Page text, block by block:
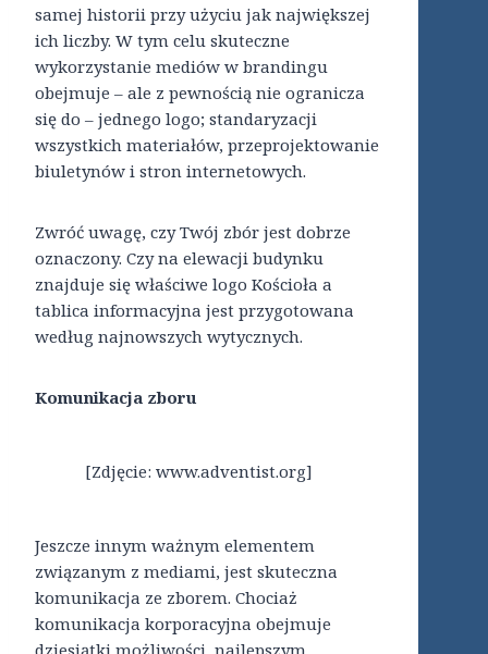
samej historii przy użyciu jak największej
ich liczby. W tym celu skuteczne
wykorzystanie mediów w brandingu
obejmuje – ale z pewnością nie ogranicza
się do – jednego logo; standaryzacji
wszystkich materiałów, przeprojektowanie
biuletynów i stron internetowych.
Zwróć uwagę, czy Twój zbór jest dobrze
oznaczony. Czy na elewacji budynku
znajduje się właściwe logo Kościoła a
tablica informacyjna jest przygotowana
według najnowszych wytycznych.
Komunikacja zboru
[Zdjęcie: www.adventist.org]
Jeszcze innym ważnym elementem
związanym z mediami, jest skuteczna
komunikacja ze zborem. Chociaż
komunikacja korporacyjna obejmuje
dziesiątki możliwości, najlepszym